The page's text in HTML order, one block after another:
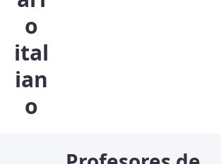
o
ital
ian
o